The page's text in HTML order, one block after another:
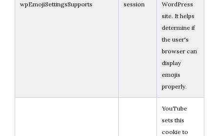
wpEmojiSettingsSupports session
WordPress
site. It helps
determine if
the user's
browser can
display
emojis
properly.
YouTube
sets this
cookie to